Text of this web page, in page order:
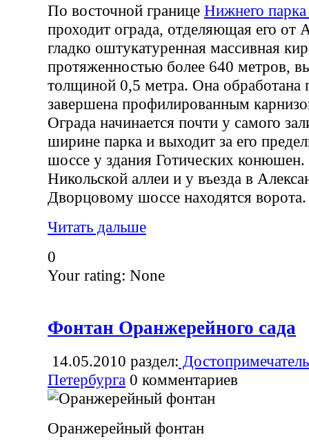
По восточной границе Нижнего
проходит ограда, отделяющая его от
гладко оштукатуренная массивная
протяженностью более 640 метров,
толщиной 0,5 метра. Она обработана
завершена профилированным
Ограда начинается почти у самого
ширине парка и выходит за его
шоссе у здания Готических
Никольской аллеи и у въезда в
Дворцовому шоссе находятся ворота.
Читать дальше
0
Your rating: None
Фонтан Оранжерейного сада
14.05.2010 раздел:
Петербурга 0 комментариев
Оранжерейный фонтан